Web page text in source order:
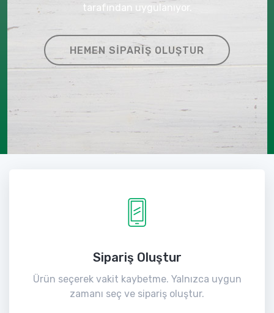
tarafından uygulanıyor.
HEMEN SIPARIŞ OLUŞTUR
Sipariş Oluştur
Ürün seçerek vakit kaybetme. Yalnızca uygun
zamanı seç ve sipariş oluştur.